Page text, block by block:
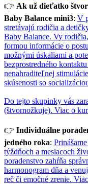
👉 Ak už dieťatko
Baby Balance mini3: V
stretávajú rodičia a
Baby Balance. Vy
formou informácie o
možnými úskaliami a
bezprostredného
nenahraditeľnej
skúsenosti so
Do tejto skupinky vás
(štvornožkuje). Viac o
👉 Individuálne
jedného roka:
týždňoch a mesiacoch
poradenstvo zahŕňa
harmonogram dňa a
reč či emočné zrenie.